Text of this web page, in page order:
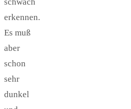
erkennen.
Es muß
aber
schon
sehr
dunkel